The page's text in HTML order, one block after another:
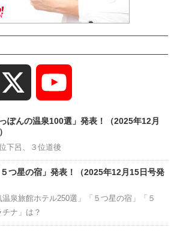
Channel
ぽんの温泉100選」発表！（2025年12月
下呂、３位道後
つ星の宿」発表！（2025年12月15日号発
泉旅館ホテル250選」「５つ星の宿」「５
ナ」は？